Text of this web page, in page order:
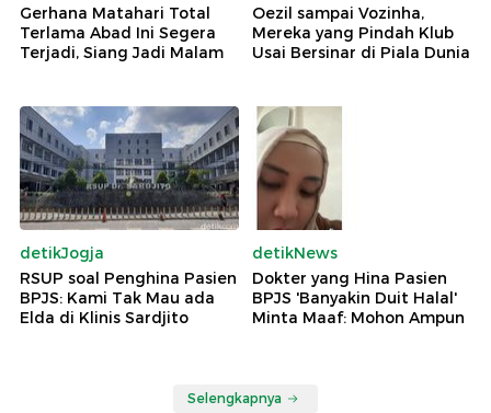
Gerhana Matahari Total
Terlama Abad Ini Segera
Terjadi, Siang Jadi Malam
Oezil sampai Vozinha,
Mereka yang Pindah Klub
Usai Bersinar di Piala Dunia
detikJogja
RSUP soal Penghina Pasien
BPJS: Kami Tak Mau ada
Elda di Klinis Sardjito
detikNews
Dokter yang Hina Pasien
BPJS 'Banyakin Duit Halal'
Minta Maaf: Mohon Ampun
Selengkapnya